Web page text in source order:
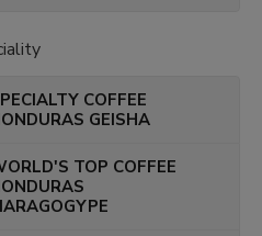
COFFEE
GEISHA
TOP COFFEE